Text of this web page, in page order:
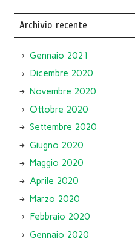
Archivio recente
Gennaio 2021
Dicembre 2020
Novembre 2020
Ottobre 2020
Settembre 2020
Giugno 2020
Maggio 2020
Aprile 2020
Marzo 2020
Febbraio 2020
Gennaio 2020